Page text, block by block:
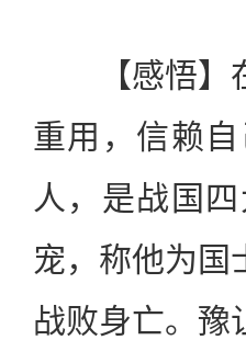
【感悟】在
重用，信赖
人，是战国
宠，称他为国
战败身亡。豫